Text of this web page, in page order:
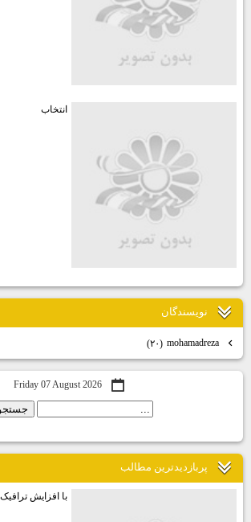
انتخاب
نويسندگان
(۲۰)
Friday 07 August 2026
پربازديدترين مطالب
با افزایش ترافیک